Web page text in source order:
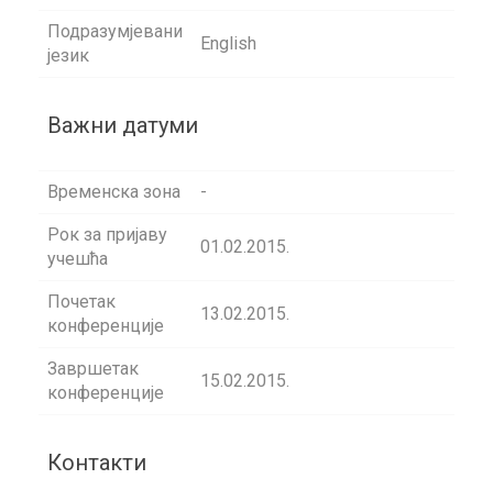
Подразумјевани
језик
English
Важни датуми
Временска зона -
Рок за пријаву
учешћа
01.02.2015.
Почетак
конференције
13.02.2015.
Завршетак
конференције
15.02.2015.
Контакти